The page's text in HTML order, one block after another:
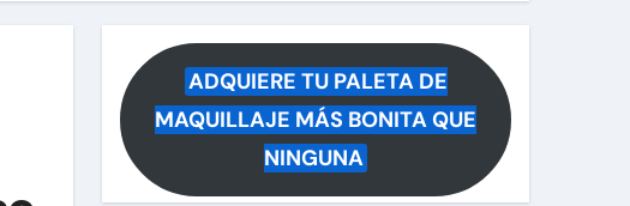
ADQUIERE TU PALETA DE
MAQUILLAJE MÁS BONITA QUE
NINGUNA